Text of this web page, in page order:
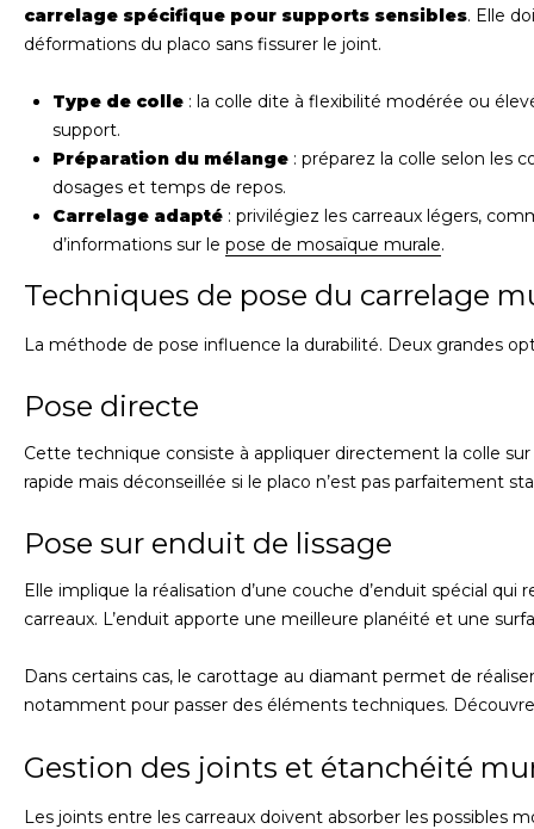
carrelage spécifique pour supports sensibles. Elle
déformations du placo sans fissurer le joint.
Type de colle : la colle dite à flexibilité modérée ou
support.
Préparation du mélange : préparez la colle selon les
dosages et temps de repos.
Carrelage adapté : privilégiez les carreaux légers,
d’informations sur le pose de mosaïque murale.
Techniques de pose du carrelage
La méthode de pose influence la durabilité. Deux grandes
Pose directe
Cette technique consiste à appliquer directement la colle
rapide mais déconseillée si le placo n’est pas parfaitement
Pose sur enduit de lissage
Elle implique la réalisation d’une couche d’enduit spécial
carreaux. L’enduit apporte une meilleure planéité et une
Dans certains cas, le carottage au diamant permet de
notamment pour passer des éléments techniques.
Gestion des joints et étanchéité
Les joints entre les carreaux doivent absorber les possibles